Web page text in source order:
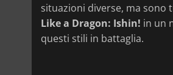
situazioni diverse, ma
Like a Dragon: Ishin! in un
questi stili in battaglia.